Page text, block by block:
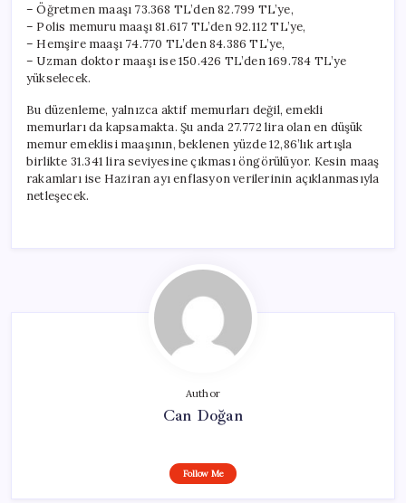
– Öğretmen maaşı 73.368 TL’den 82.799 TL’ye,
– Polis memuru maaşı 81.617 TL’den 92.112 TL’ye,
– Hemşire maaşı 74.770 TL’den 84.386 TL’ye,
– Uzman doktor maaşı ise 150.426 TL’den 169.784 TL’ye
yükselecek.
Bu düzenleme, yalnızca aktif memurları değil, emekli
memurları da kapsamakta. Şu anda 27.772 lira olan en düşük
memur emeklisi maaşının, beklenen yüzde 12,86’lık artışla
birlikte 31.341 lira seviyesine çıkması öngörülüyor. Kesin maaş
rakamları ise Haziran ayı enflasyon verilerinin açıklanmasıyla
netleşecek.
Author
Can Doğan
Follow Me